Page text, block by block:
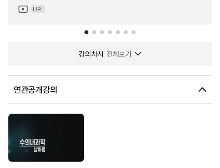
URL
강의차시 전체보기
연관공개강의